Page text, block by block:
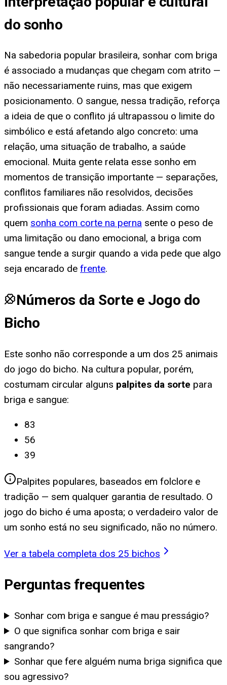
do sonho
Na sabedoria popular brasileira, sonhar com briga
é associado a mudanças que chegam com atrito —
não necessariamente ruins, mas que exigem
posicionamento. O sangue, nessa tradição, reforça
a ideia de que o conflito já ultrapassou o limite do
simbólico e está afetando algo concreto: uma
relação, uma situação de trabalho, a saúde
emocional. Muita gente relata esse sonho em
momentos de transição importante — separações,
conflitos familiares não resolvidos, decisões
profissionais que foram adiadas. Assim como
quem sonha com corte na perna sente o peso de
uma limitação ou dano emocional, a briga com
sangue tende a surgir quando a vida pede que algo
seja encarado de frente.
Números da Sorte e Jogo do
Bicho
Este sonho não corresponde a um dos 25 animais
do jogo do bicho. Na cultura popular, porém,
costumam circular alguns palpites da sorte para
briga e sangue:
83
56
39
Palpites populares, baseados em folclore e
tradição — sem qualquer garantia de resultado. O
jogo do bicho é uma aposta; o verdadeiro valor de
um sonho está no seu significado, não no número.
Ver a tabela completa dos 25 bichos
Perguntas frequentes
Sonhar com briga e sangue é mau presságio?
O que significa sonhar com briga e sair
sangrando?
Sonhar que fere alguém numa briga significa que
sou agressivo?